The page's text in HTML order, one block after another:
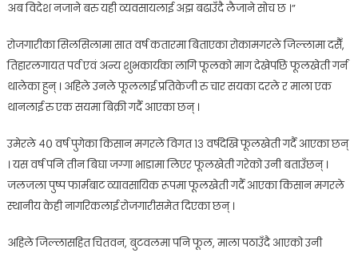
अब विदेश नजाने बरु यही व्यवसायलाई अझ बढाउँदै लैजाने सोच छ ।”
रोजगारीका सिलसिलामा सात वर्ष कतारमा बिताएका रोकामगरले जिल्लामा दसैँ,
तिहारलगायत पर्व एवं अन्य शुभकार्यका लागि फूलको माग देखेपछि फूलखेती गर्न
थालेका हुन् । अहिले उनले फूललाई प्रतिकेजी रु चार सयका दरले र माला एक
थानलाई रु एक सयमा बिक्री गर्दै आएका छन् ।
उमेरले ४० वर्ष पुगेका किसान मगरले विगत १३ वर्षदेखि फूलखेती गर्दै आएका छन्
। यस वर्ष पनि तीन बिघा जग्गा भाडामा लिएर फूलखेती गरेको उनी बताउँछन् ।
जलजला पुष्प फार्मबाट व्यावसायिक रूपमा फूलखेती गर्दै आएका किसान मगरले
स्थानीय केही नागरिकलाई रोजगारीसमेत दिएका छन् ।
अहिले जिल्लासहित चितवन, बुटवलमा पनि फूल, माला पठाउँदै आएको उनी